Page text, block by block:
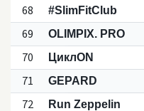
68
#SlimFitClub
69
OLIMPIX. PRO
70
ЦиклON
71
GEPARD
72
Run Zeppelin